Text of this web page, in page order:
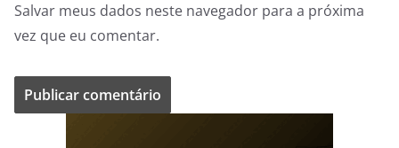
Salvar meus dados neste navegador para a próxima
vez que eu comentar.